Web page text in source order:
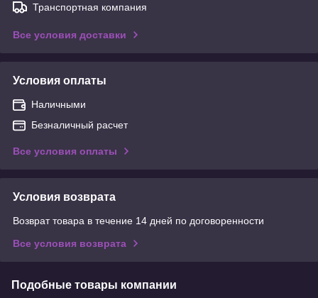
Транспортная компания
Все условия доставки
Условия оплаты
Наличными
Безналичный расчет
Все условия оплаты
Условия возврата
Возврат товара в течение 14 дней по договоренности
Все условия возврата
Подобные товары компании